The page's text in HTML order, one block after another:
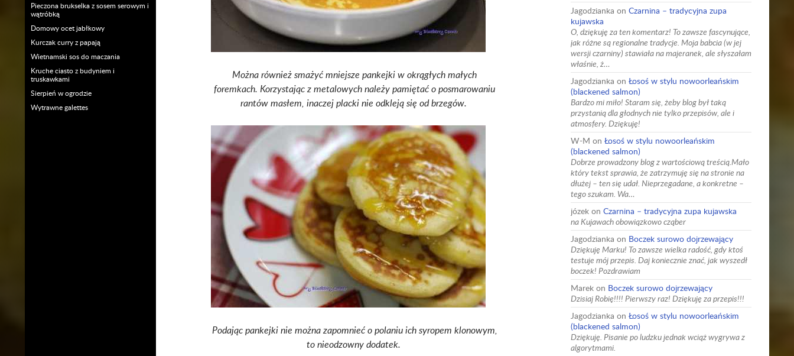
Można również smażyć mniejsze pankejki w okrągłych małych
foremkach. Korzystając z metalowych należy pamiętać o posmarowaniu
rantów masłem, inaczej placki nie odkleją się od brzegów.
Podając pankejki nie można zapomnieć o polaniu ich syropem klonowym,
to nieodzowny dodatek.
Jagodzianka on Czarnina – tradycyjna zupa
kujawska
O, dziękuję za ten komentarz! To zawsze fascynujące,
jak różne są regionalne tradycje. Moja babcia (w jej
wersji czarniny) stawiała na majeranek, ale słyszałam
właśnie, ż…
Jagodzianka on Łosoś w stylu nowoorleańskim
(blackened salmon)
Bardzo mi miło! Staram się, żeby blog był taką
przystanią dla głodnych nie tylko przepisów, ale i
atmosfery. Dziękuję!
W-M on Łosoś w stylu nowoorleańskim
(blackened salmon)
Dobrze prowadzony blog z wartościową treścią.Mało
który tekst sprawia, że zatrzymuję się na stronie na
dłużej – ten się udał. Nieprzegadane, a konkretne –
tego szukam. Wa…
józek on Czarnina – tradycyjna zupa kujawska
na Kujawach obowiązkowo cząber
Jagodzianka on Boczek surowo dojrzewający
Dziękuję Marku! To zawsze wielka radość, gdy ktoś
testuje mój przepis. Daj koniecznie znać, jak wyszedł
boczek! Pozdrawiam
Marek on Boczek surowo dojrzewający
Dzisiaj Robię!!!! Pierwszy raz! Dziękuję za przepis!!!
Jagodzianka on Łosoś w stylu nowoorleańskim
(blackened salmon)
Dziękuję. Pisanie po ludzku jednak wciąż wygrywa z
algorytmami.
Pieczona brukselka z sosem serowym i
wątróbką
Domowy ocet jabłkowy
Kurczak curry z papają
Wietnamski sos do maczania
Kruche ciasto z budyniem i
truskawkami
Sierpień w ogrodzie
Wytrawne galettes